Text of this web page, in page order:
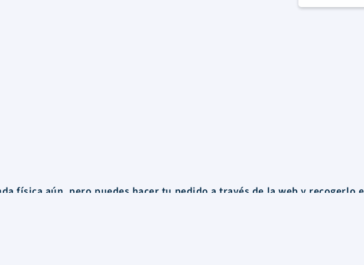
física aún, pero puedes hacer tu pedido a través de la web y recogerlo